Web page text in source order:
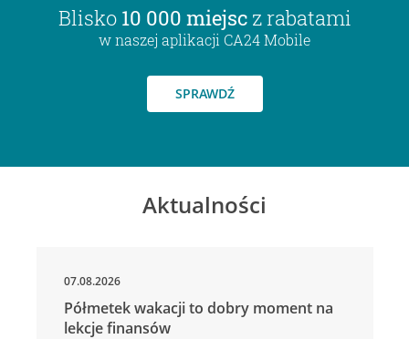
Blisko 10 000 miejsc z rabatami
w naszej aplikacji CA24 Mobile
SPRAWDŹ
Aktualności
07.08.2026
Półmetek wakacji to dobry moment na
lekcje finansów